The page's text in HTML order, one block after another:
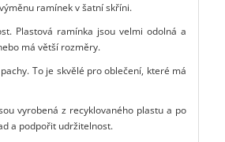
ramínek v šatní skříni.
Plastová ramínka jsou velmi odolná a
má větší rozměry.
To je skvělé pro oblečení, které má
vyrobená z recyklovaného plastu a po
a podpořit udržitelnost.